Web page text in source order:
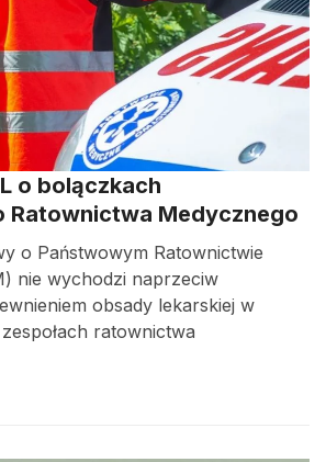
o bolączkach
Ratownictwa Medycznego
o Państwowym Ratownictwie
nie wychodzi naprzeciw
obsady lekarskiej w
ratownictwa